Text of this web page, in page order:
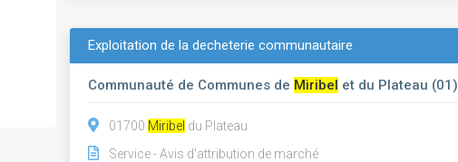
Exploitation de la decheterie communautaire
Communauté de Communes de Miribel et du Plateau (01)
01700 Miribel du Plateau
Service - Avis d'attribution de marché